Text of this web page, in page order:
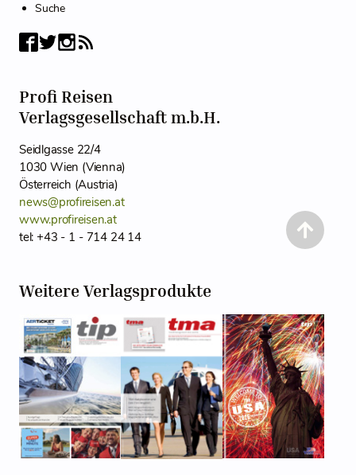
Suche
Profi Reisen
Verlagsgesellschaft m.b.H.
Seidlgasse 22/4
1030 Wien (Vienna)
Österreich (Austria)
news@profireisen.at
www.profireisen.at
tel: +43 - 1 - 714 24 14
Weitere Verlagsprodukte